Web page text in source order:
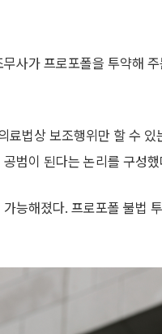
사가 프로포폴을 투약해
법상 보조행위만 할 수 있
범이 된다는 논리를 구성
능해졌다. 프로포폴 불법